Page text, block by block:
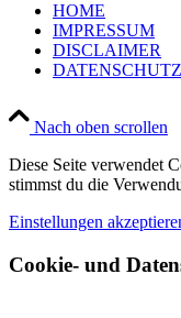
HOME
IMPRESSUM
DISCLAIMER
DATENSCHUTZ
Nach oben scrollen
Diese Seite verwendet
stimmst du die
Einstellungen
Cookie- und